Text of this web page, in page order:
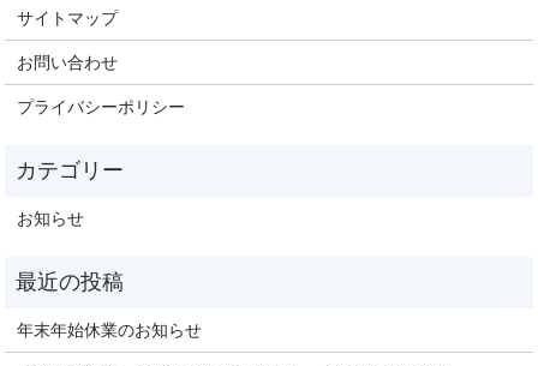
サイトマップ
お問い合わせ
プライバシーポリシー
お知らせ
年末年始休業のお知らせ